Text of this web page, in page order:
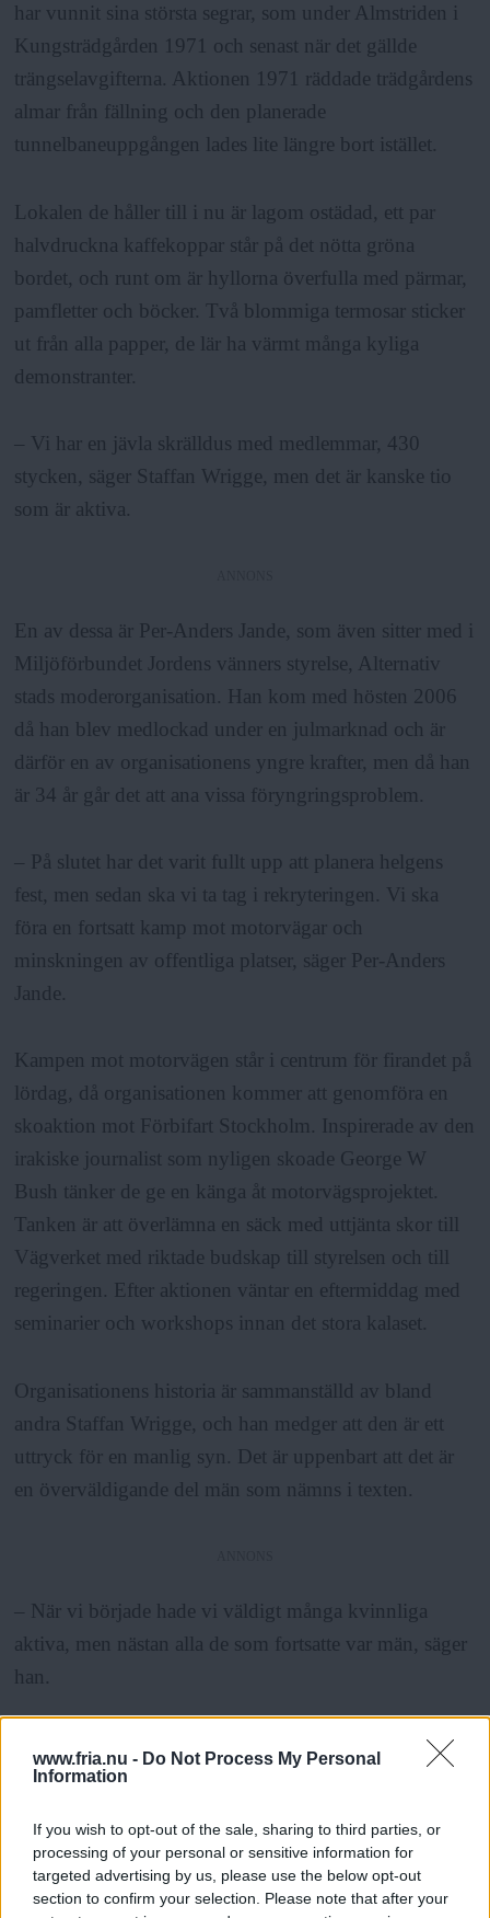
www.fria.nu - Do Not Process My Personal
Information
If you wish to opt-out of the sale, sharing to third parties, or
processing of your personal or sensitive information for
targeted advertising by us, please use the below opt-out
section to confirm your selection. Please note that after your
har vunnit sina största segrar, som under Almstriden i
Kungsträdgården 1971 och senast när det gällde
trängselavgifterna. Aktionen 1971 räddade trädgårdens
almar från fällning och den planerade
tunnelbaneuppgången lades lite längre bort istället.
Lokalen de håller till i nu är lagom ostädad, ett par
halvdruckna kaffekoppar står på det nötta gröna
bordet, och runt om är hyllorna överfulla med pärmar,
pamfletter och böcker. Två blommiga termosar sticker
ut från alla papper, de lär ha värmt många kyliga
demonstranter.
– Vi har en jävla skrälldus med medlemmar, 430
stycken, säger Staffan Wrigge, men det är kanske tio
som är aktiva.
En av dessa är Per-Anders Jande, som även sitter med i
Miljöförbundet Jordens vänners styrelse, Alternativ
stads moderorganisation. Han kom med hösten 2006
då han blev medlockad under en julmarknad och är
därför en av organisationens yngre krafter, men då han
är 34 år går det att ana vissa föryngringsproblem.
– På slutet har det varit fullt upp att planera helgens
fest, men sedan ska vi ta tag i rekryteringen. Vi ska
föra en fortsatt kamp mot motorvägar och
minskningen av offentliga platser, säger Per-Anders
Jande.
Kampen mot motorvägen står i centrum för firandet på
lördag, då organisationen kommer att genomföra en
skoaktion mot Förbifart Stockholm. Inspirerade av den
irakiske journalist som nyligen skoade George W
Bush tänker de ge en känga åt motorvägsprojektet.
Tanken är att överlämna en säck med uttjänta skor till
Vägverket med riktade budskap till styrelsen och till
regeringen. Efter aktionen väntar en eftermiddag med
seminarier och workshops innan det stora kalaset.
Organisationens historia är sammanställd av bland
andra Staffan Wrigge, och han medger att den är ett
uttryck för en manlig syn. Det är uppenbart att det är
en överväldigande del män som nämns i texten.
– När vi började hade vi väldigt många kvinnliga
aktiva, men nästan alla de som fortsatte var män, säger
han.
I dag har organisationen kontakter med bland andra
Klimax, som anordnar direkta aktioner för att belysa
uppsving för aktivitetsgrupper igen, och för det
samhälleliga engagemanget, efter en nedgång de
senaste två decennierna.